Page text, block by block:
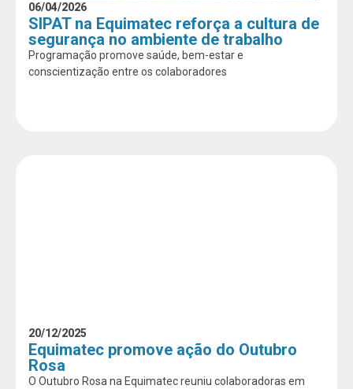
06/04/2026
SIPAT na Equimatec reforça a cultura de
segurança no ambiente de trabalho
Programação promove saúde, bem-estar e
conscientização entre os colaboradores
20/12/2025
Equimatec promove ação do Outubro
Rosa
O Outubro Rosa na Equimatec reuniu colaboradoras em